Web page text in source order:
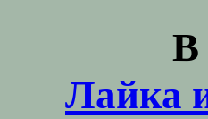
В
Лайка